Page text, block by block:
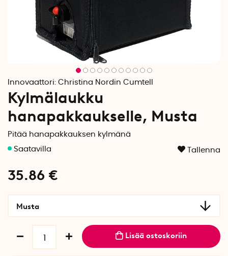
Innovaattori: Christina Nordin Cumtell
Kylmälaukku
hanapakkaukselle, Musta
Pitää hanapakkauksen kylmänä
Tallenna
35.86 €
Musta
Lisää ostoskoriin